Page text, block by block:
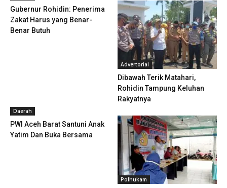
Gubernur Rohidin: Penerima
Zakat Harus yang Benar-
Benar Butuh
Advertorial
Dibawah Terik Matahari,
Rohidin Tampung Keluhan
Rakyatnya
Daerah
PWI Aceh Barat Santuni Anak
Yatim Dan Buka Bersama
Polhukam